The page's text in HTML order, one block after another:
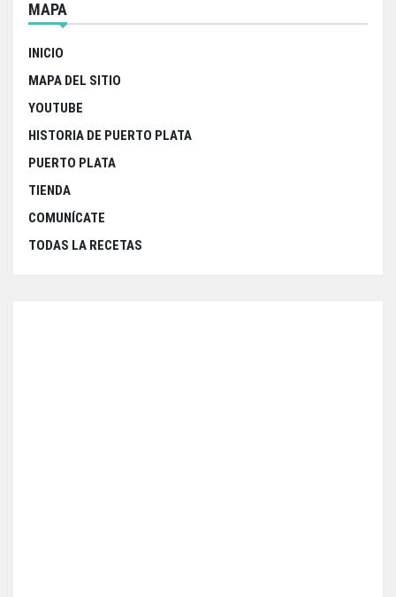
MAPA
INICIO
MAPA DEL SITIO
YOUTUBE
HISTORIA DE PUERTO PLATA
PUERTO PLATA
TIENDA
COMUNÍCATE
TODAS LA RECETAS